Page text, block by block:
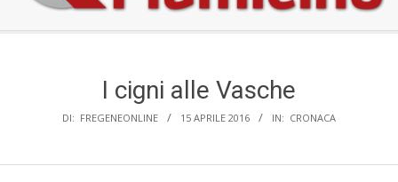
QFIUMICINO.COM
I cigni alle Vasche
DI: FREGENEONLINE 15 APRILE 2016 IN: CRONACA